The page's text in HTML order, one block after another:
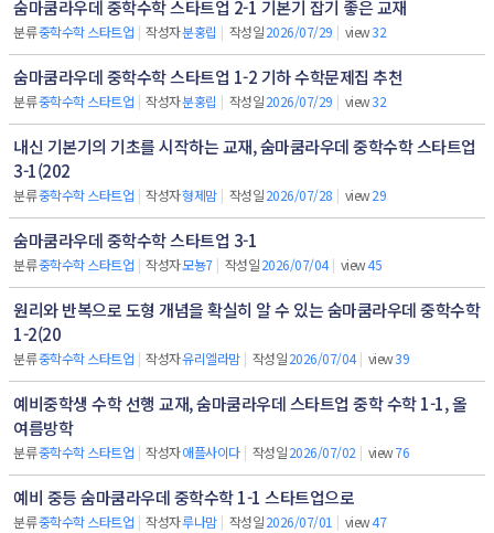
숨마쿰라우데 중학수학 스타트업 2-1 기본기 잡기 좋은 교재
분류중학수학 스타트업 | 작성자분홍립 | 작성일2026/07/29 | view32
숨마쿰라우데 중학수학 스타트업 1-2 기하 수학문제집 추천
분류중학수학 스타트업 | 작성자분홍립 | 작성일2026/07/29 | view32
내신 기본기의 기초를 시작하는 교재, 숨마쿰라우데 중학수학 스타트업
3-1(202
분류중학수학 스타트업 | 작성자형제맘 | 작성일2026/07/28 | view29
숨마쿰라우데 중학수학 스타트업 3-1
분류중학수학 스타트업 | 작성자모뇽7 | 작성일2026/07/04 | view45
원리와 반복으로 도형 개념을 확실히 알 수 있는 숨마쿰라우데 중학수학
1-2(20
분류중학수학 스타트업 | 작성자유리엘라맘 | 작성일2026/07/04 | view39
예비중학생 수학 선행 교재, 숨마쿰라우데 스타트업 중학 수학 1-1, 올
여름방학
분류중학수학 스타트업 | 작성자애플사이다 | 작성일2026/07/02 | view76
예비 중등 숨마쿰라우데 중학수학 1-1 스타트업으로
분류중학수학 스타트업 | 작성자루나맘 | 작성일2026/07/01 | view47